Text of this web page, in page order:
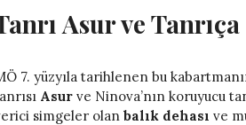
Asur ve
7. yüzyıla tarihlenen bu
Asur ve Ninova’nın koruyucu
simgeler olan balık dehası ve